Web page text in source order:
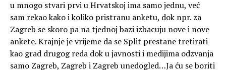
u mnogo stvari prvi u Hrvatskoj ima samo jednu, već
sam rekao kako i koliko pristranu anketu, dok npr. za
Zagreb se skoro pa na tjednoj bazi izbacuju nove i nove
ankete. Krajnje je vrijeme da se Split prestane tretirati
kao grad drugog reda dok u javnosti i medijima odzvanja
samo Zagreb, Zagreb i Zagreb unedogled…Ja ću se boriti